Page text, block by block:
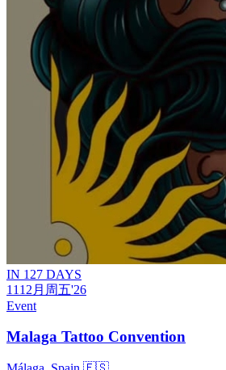
IN 127 DAYS
11 12月 周五'26
Event
Malaga Tattoo Convention